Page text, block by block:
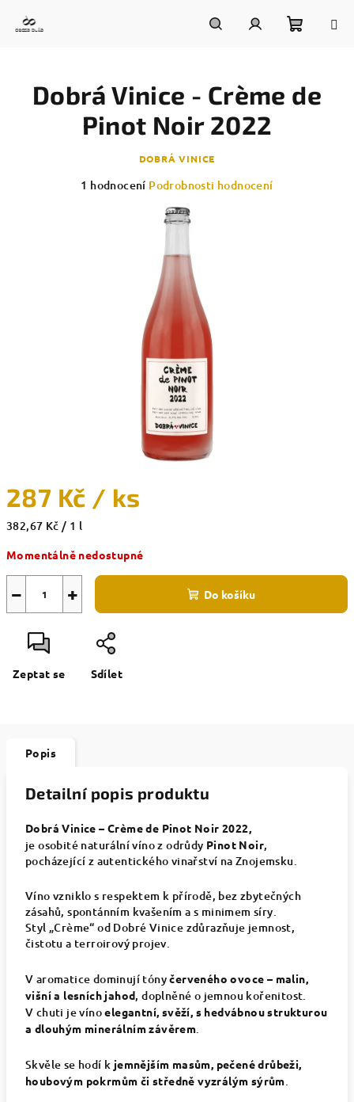
košík
287 Kč / ks
Měrná
382,67 Kč / 1 l
Momentálně nedostupné
+
− Do košíku
Zeptat se Sdílet
Dobrá Vinice - Crème de
Pinot Noir 2022
DOBRÁ VINICE
Průměrné
1 hodnocení Podrobnosti hodnocení
Popis
Detailní popis produktu
Dobrá Vinice – Crème de Pinot Noir 2022,
je osobité naturální víno z odrůdy Pinot Noir,
pocházející z autentického vinařství na Znojemsku.
Víno vzniklo s respektem k přírodě, bez zbytečných
zásahů, spontánním kvašením a s minimem síry.
Styl „Crème“ od Dobré Vinice zdůrazňuje jemnost,
čistotu a terroirový projev.
V aromatice dominují tónyčerveného ovoce – malin,
višní a lesních jahod, doplněné o jemnou kořenitost.
V chuti je vínoelegantní, svěží, s hedvábnou strukturou
a dlouhým minerálním závěrem.
Skvěle se hodí k jemnějším masům, pečené drůbeži,
houbovým pokrmům či středně vyzrálým sýrům.